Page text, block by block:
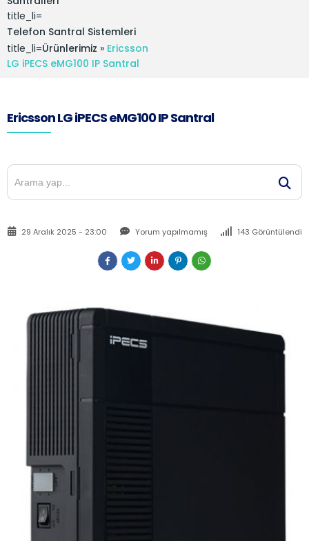
title_li=
Telefon Santral Sistemleri
title_li=Ürünlerimiz » Ericsson
LG iPECS eMG100 IP Santral
Ericsson LG iPECS eMG100 IP Santral
29 Aralık 2025 - 23:00 Yorum yapılmamış 143 Görüntülendi